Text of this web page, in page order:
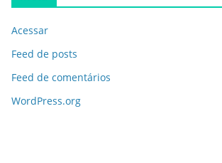
Acessar
Feed de posts
Feed de comentários
WordPress.org